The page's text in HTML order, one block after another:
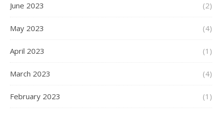
June 2023 (2)
May 2023 (4)
April 2023 (1)
March 2023 (4)
February 2023 (1)